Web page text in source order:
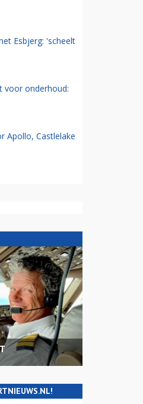
Esbjerg: 'scheelt
voor onderhoud:
Apollo, Castlelake